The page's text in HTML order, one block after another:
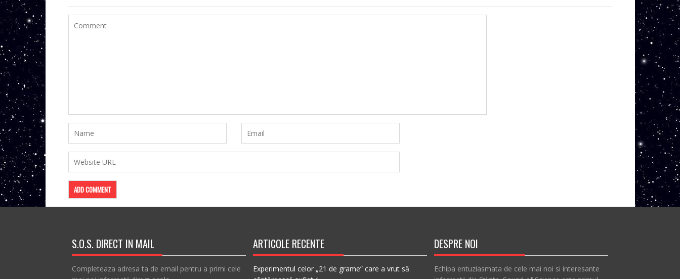
S.O.S. DIRECT IN MAIL
Completeaza adresa ta de email pentru a primi cele
ARTICOLE RECENTE
Experimentul celor „21 de grame” care a vrut să
DESPRE NOI
Echipa entuziasmata de cele mai noi si interesante